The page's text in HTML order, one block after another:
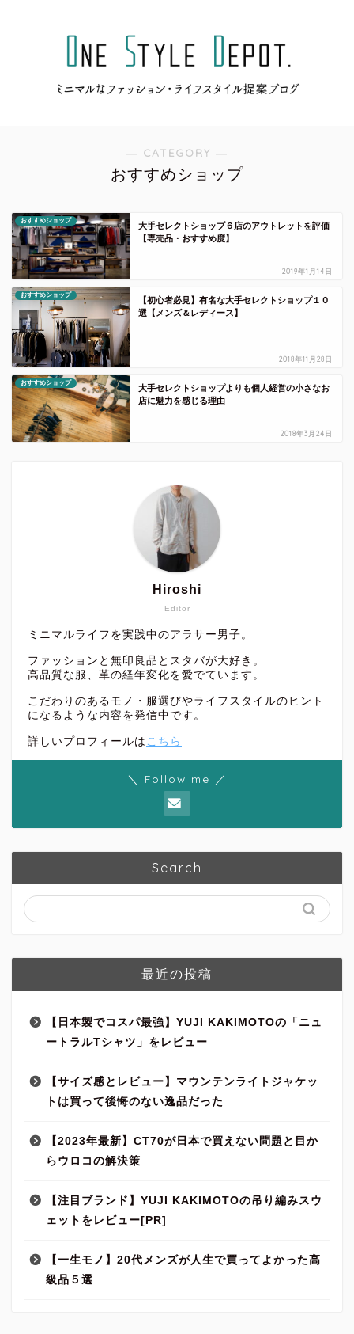
― CATEGORY ―
おすすめショップ
おすすめショップ
大手セレクトショップ６店のアウトレットを評価
【専売品・おすすめ度】
2019年1月14日
おすすめショップ
【初心者必見】有名な大手セレクトショップ１０
選【メンズ＆レディース】
2018年11月28日
おすすめショップ
大手セレクトショップよりも個人経営の小さなお
店に魅力を感じる理由
2018年3月24日
Editor
Hiroshi
ミニマルライフを実践中のアラサー男子。
ファッションと無印良品とスタバが大好き。
高品質な服、革の経年変化を愛でています。
こだわりのあるモノ・服選びやライフスタイルのヒント
になるような内容を発信中です。
詳しいプロフィールは こちら
＼ Follow me ／
Search
最近の投稿
【日本製でコスパ最強】YUJI KAKIMOTOの「ニュ
ートラルTシャツ」をレビュー
【サイズ感とレビュー】マウンテンライトジャケッ
トは買って後悔のない逸品だった
【2023年最新】CT70が日本で買えない問題と目か
らウロコの解決策
【注目ブランド】YUJI KAKIMOTOの吊り編みスウ
ェットをレビュー[PR]
【一生モノ】20代メンズが人生で買ってよかった高
級品５選